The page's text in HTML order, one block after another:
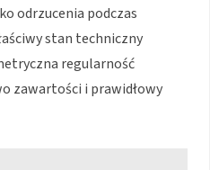
odrzucenia podczas
stan techniczny
regularność
zawartości i prawidłowy